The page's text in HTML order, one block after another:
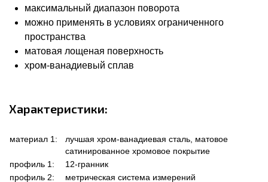
максимальный диапазон поворота
можно применять в условиях ограниченного
пространства
матовая лощеная поверхность
хром-ванадиевый сплав
Характеристики:
материал 1:
лучшая хром-ванадиевая сталь, матовое
сатинированное хромовое покрытие
профиль 1:
12-гранник
профиль 2:
метрическая система измерений